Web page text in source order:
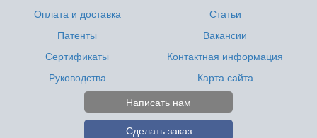
Оплата и доставка
Патенты
Сертификаты
Руководства
Статьи
Вакансии
Контактная информация
Карта сайта
Написать нам
Сделать заказ